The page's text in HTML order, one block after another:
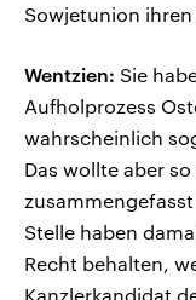
Sowjetunion
Wentzien: Sie
Aufholprozess
wahrscheinlich
Das wollte aber
Stelle haben
Recht behalten,
Kanzlerkandidat